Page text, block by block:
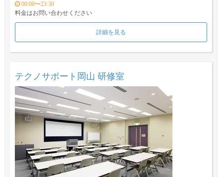
00:00〜23:30
料金はお問い合わせください
詳細を見る
テクノサポート岡山 研修室